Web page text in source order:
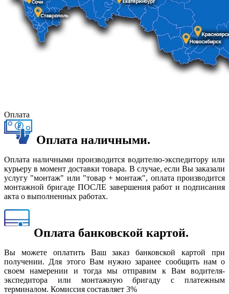
Оплата
Оплата наличными.
Оплата наличными производится водителю-экспедитору или
курьеру в момент доставки товара. В случае, если Вы заказали
услугу "монтаж" или "товар + монтаж", оплата производится
монтажной бригаде ПОСЛЕ завершения работ и подписания
акта о выполненных работах.
Оплата банковской картой.
Вы можете оплатить Ваш заказ банковской картой при
получении. Для этого Вам нужно заранее сообщить нам о
своем намерении и тогда мы отправим к Вам водителя-
экспедитора или монтажную бригаду с платежным
терминалом. Комиссия составляет 3%